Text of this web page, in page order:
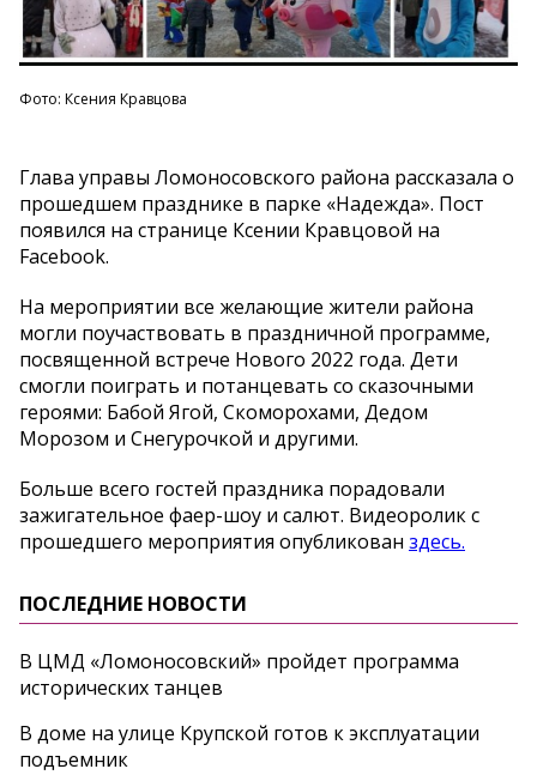
Фото: Ксения Кравцова
Глава управы Ломоносовского района рассказала о
прошедшем празднике в парке «Надежда». Пост
появился на странице Ксении Кравцовой на
Facebook.
На мероприятии все желающие жители района
могли поучаствовать в праздничной программе,
посвященной встрече Нового 2022 года. Дети
смогли поиграть и потанцевать со сказочными
героями: Бабой Ягой, Скоморохами, Дедом
Морозом и Снегурочкой и другими.
Больше всего гостей праздника порадовали
зажигательное фаер-шоу и салют. Видеоролик с
прошедшего мероприятия опубликован здесь.
ПОСЛЕДНИЕ НОВОСТИ
В ЦМД «Ломоносовский» пройдет программа
исторических танцев
В доме на улице Крупской готов к эксплуатации
подъемник